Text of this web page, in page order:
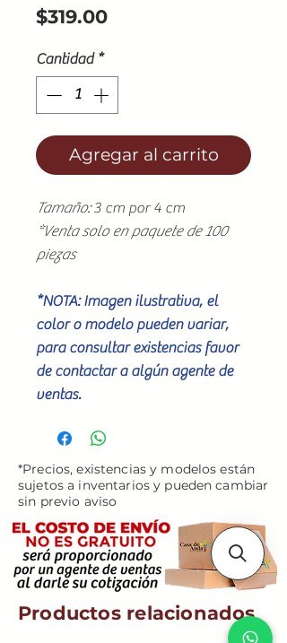
$319.00Precio
Cantidad *
Agregar al carrito
Tamaño:3 cm por 4 cm
*Venta solo en paquete de 100
piezas
*NOTA: Imagen ilustrativa, el
color o modelo pueden variar,
para consultar existencias favor
de contactar a algún agente de
ventas.
*Precios, existencias y modelos están
sujetos a inventarios y pueden cambiar
sin previo aviso
Productos relacionados